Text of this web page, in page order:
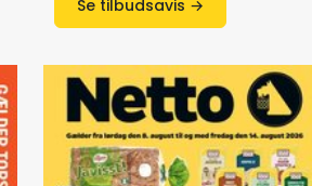
Se tilbudsavis →